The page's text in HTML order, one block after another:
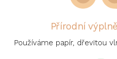
Přírodní
Používáme papír, dřevitou